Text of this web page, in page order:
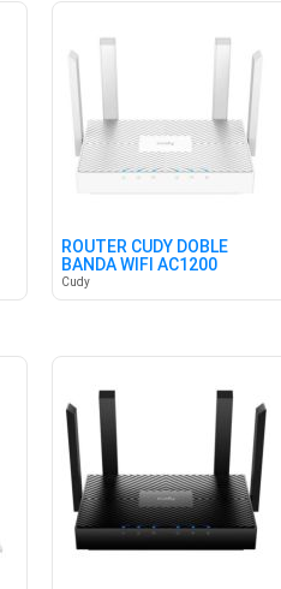
ROUTER CUDY DOBLE
BANDA WIFI AC1200
Cudy